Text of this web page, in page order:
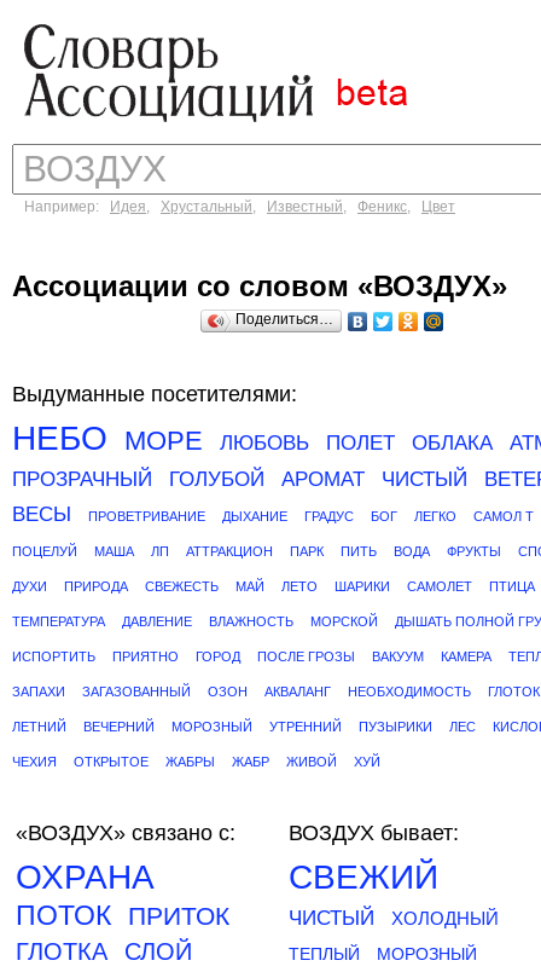
Например: Идея, Хрустальный, Известный, Феникс, Цвет
Ассоциации со словом «ВОЗДУХ»
Поделиться…
Выдуманные посетителями:
НЕБО МОРЕ ЛЮБОВЬ ПОЛЕТ ОБЛАКА
ПРОЗРАЧНЫЙ
ГОЛУБОЙ АРОМАТ ЧИСТЫЙ
ВЕСЫ
ПРОВЕТРИВАНИЕ ДЫХАНИЕ ГРАДУС БОГ ЛЕГКО САМОЛ Т
ПОЦЕЛУЙ МАША ЛП АТТРАКЦИОН ПАРК ПИТЬ ВОДА ФРУКТЫ
ДУХИ ПРИРОДА СВЕЖЕСТЬ МАЙ ЛЕТО ШАРИКИ САМОЛЕТ ПТИЦА
ТЕМПЕРАТУРА ДАВЛЕНИЕ ВЛАЖНОСТЬ МОРСКОЙ ДЫШАТЬ ПОЛНОЙ
ИСПОРТИТЬ ПРИЯТНО ГОРОД ПОСЛЕ ГРОЗЫ ВАКУУМ КАМЕРА
ЗАПАХИ ЗАГАЗОВАННЫЙ ОЗОН АКВАЛАНГ НЕОБХОДИМОСТЬ
ЛЕТНИЙ ВЕЧЕРНИЙ МОРОЗНЫЙ УТРЕННИЙ ПУЗЫРИКИ ЛЕС
ЧЕХИЯ ОТКРЫТОЕ ЖАБРЫ ЖАБР ЖИВОЙ ХУЙ
«ВОЗДУХ» связано с:
ОХРАНА
ПОТОК ПРИТОК
ГЛОТКА СЛОЙ
ВОЗДУХ бывает:
СВЕЖИЙ
ЧИСТЫЙ ХОЛОДНЫЙ
ТЕПЛЫЙ
МОРОЗНЫЙ